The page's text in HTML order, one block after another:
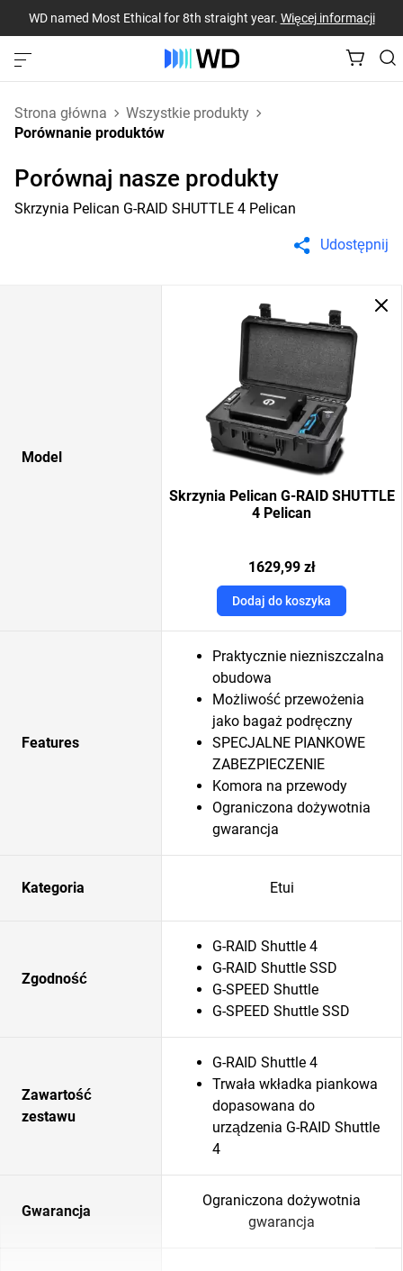
WD named Most Ethical for 8th straight year. Więcej informacji
Strona główna
Wszystkie produkty
Porównanie produktów
Porównaj nasze produkty
Skrzynia Pelican G-RAID SHUTTLE 4 Pelican
Udostępnij
Model
Skrzynia Pelican G-RAID SHUTTLE
4 Pelican
1629,99 zł
Dodaj do koszyka
Features
Praktycznie niezniszczalna
obudowa
Możliwość przewożenia
jako bagaż podręczny
SPECJALNE PIANKOWE
ZABEZPIECZENIE
Komora na przewody
Ograniczona dożywotnia
gwarancja
Kategoria Etui
Zgodność
G-RAID Shuttle 4
G-RAID Shuttle SSD
G-SPEED Shuttle
G-SPEED Shuttle SSD
Zawartość
zestawu
G-RAID Shuttle 4
Trwała wkładka piankowa
dopasowana do
urządzenia G-RAID Shuttle
4
Gwarancja
Ograniczona dożywotnia
gwarancja